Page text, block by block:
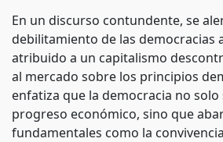
En un discurso contundente, se
debilitamiento de las democracias
atribuido a un capitalismo
al mercado sobre los principios
enfatiza que la democracia no
progreso económico, sino que
fundamentales como la